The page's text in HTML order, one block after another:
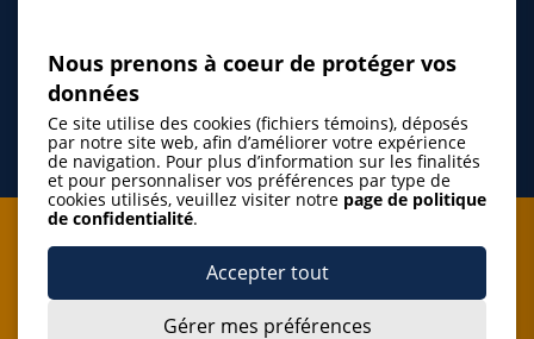
Je m'abonne à l'infolettre
Nous prenons à coeur de protéger vos
données
Ce site utilise des cookies (fichiers témoins), déposés
par notre site web, afin d’améliorer votre expérience
de navigation. Pour plus d’information sur les finalités
et pour personnaliser vos préférences par type de
cookies utilisés, veuillez visiter notre page de politique
de confidentialité.
Accepter tout
Gérer mes préférences